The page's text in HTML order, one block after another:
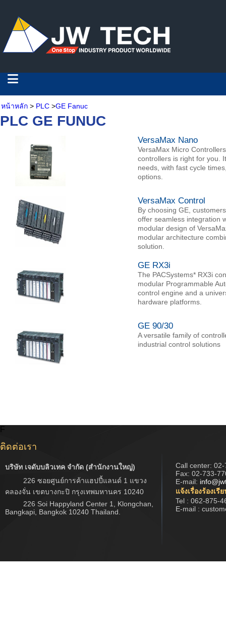
หน้าหลัก > PLC >GE Fanuc
PLC GE FUNUC
VersaMax Nano
VersaMax Micro
controllers is right for you.
needs, with fast cycle
options.
VersaMax Control
By choosing GE,
offer seamless integration
modular design of
modular architecture
solution.
GE RX3i
The PACSystems* RX3i
modular Programmable
control engine and a
hardware platforms.
GE 90/30
A versatile family of
industrial control solutions
F
ติดต่อเรา
บริษัท เจดับบลิวเทค จำกัด (สำนักงานใหญ่)
226 ซอยศูนย์การค้าแฮปปี้แลนด์ 1 แขวง
คลองจั่น เขตบางกะปิ กรุงเทพมหานคร 10240
226 Soi Happyland Center 1, Klongchan,
Bangkapi, Bangkok 10240 Thailand.
Call center: 02-
Fax: 02-733-
E-mail:
แจ้งเรื่องร้องเรี
Tel : 062-875-
E-mail :